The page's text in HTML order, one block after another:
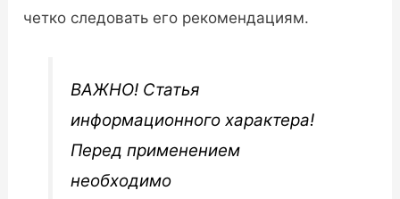
четко следовать его рекомендациям.
ВАЖНО! Статья
информационного характера!
Перед применением
необходимо